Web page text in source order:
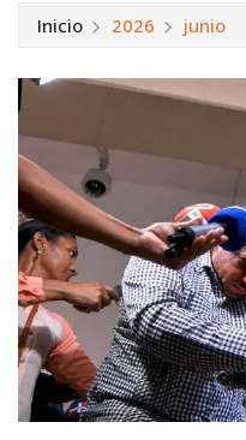
Inicio 2026 junio